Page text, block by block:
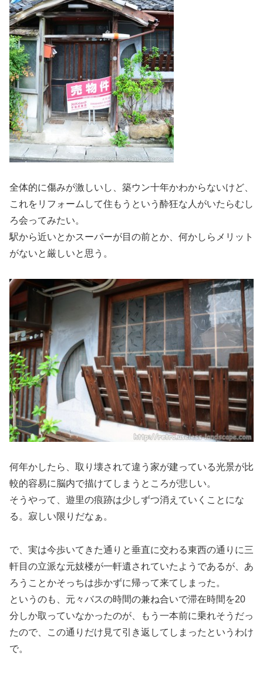
全体的に傷みが激しいし、築ウン十年かわからないけど、
これをリフォームして住もうという酔狂な人がいたらむし
ろ会ってみたい。
駅から近いとかスーパーが目の前とか、何かしらメリット
がないと厳しいと思う。
何年かしたら、取り壊されて違う家が建っている光景が比
較的容易に脳内で描けてしまうところが悲しい。
そうやって、遊里の痕跡は少しずつ消えていくことにな
る。寂しい限りだなぁ。
で、実は今歩いてきた通りと垂直に交わる東西の通りに三
軒目の立派な元妓楼が一軒遺されていたようであるが、あ
ろうことかそっちは歩かずに帰って来てしまった。
というのも、元々バスの時間の兼ね合いで滞在時間を20
分しか取っていなかったのが、もう一本前に乗れそうだっ
たので、この通りだけ見て引き返してしまったというわけ
で。